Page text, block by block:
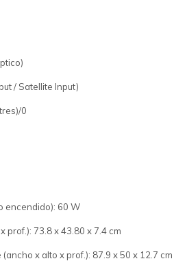
/ Satellite Input)
0
encendido): 60 W
prof.): 73.8 x 43.80 x 7.4 cm
x alto x prof.): 87.9 x 50 x 12.7 cm